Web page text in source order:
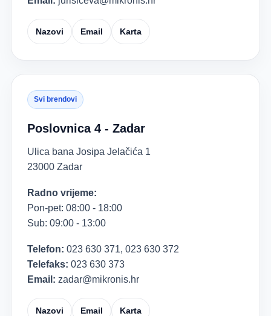
Nazovi Email Karta
Svi brendovi
Poslovnica 4 - Zadar
Ulica bana Josipa Jelačića 1
23000 Zadar
Radno vrijeme:
Pon-pet: 08:00 - 18:00
Sub: 09:00 - 13:00
Telefon: 023 630 371, 023 630 372
Telefaks: 023 630 373
Email: zadar@mikronis.hr
Nazovi Email Karta